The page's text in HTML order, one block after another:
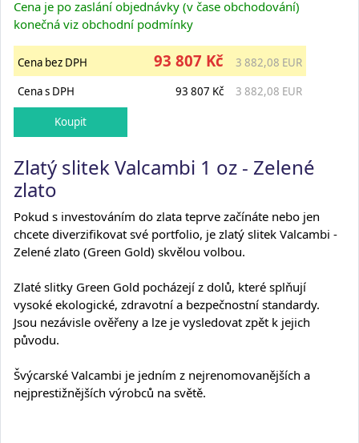
Cena je po zaslání objednávky (v čase obchodování)
konečná viz obchodní podmínky
Cena bez DPH 93 807 Kč
3 882,08 EUR
Cena s DPH
93 807 Kč 3 882,08 EUR
Zlatý slitek Valcambi 1 oz - Zelené
zlato
Pokud s investováním do zlata teprve začínáte nebo jen
chcete diverzifikovat své portfolio, je zlatý slitek Valcambi -
Zelené zlato (Green Gold) skvělou volbou.
Zlaté slitky Green Gold pocházejí z dolů, které splňují
vysoké ekologické, zdravotní a bezpečnostní standardy.
Jsou nezávisle ověřeny a lze je vysledovat zpět k jejich
původu.
Švýcarské Valcambi je jedním z nejrenomovanějších a
nejprestižnějších výrobců na světě.